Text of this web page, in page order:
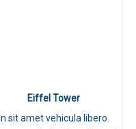
Eiffel Tower
In sit amet vehicula libero.